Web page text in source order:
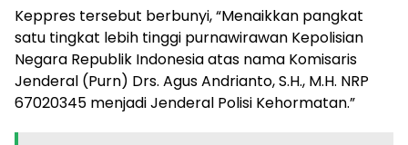
Keppres tersebut berbunyi, “Menaikkan pangkat
satu tingkat lebih tinggi purnawirawan Kepolisian
Negara Republik Indonesia atas nama Komisaris
Jenderal (Purn) Drs. Agus Andrianto, S.H., M.H. NRP
67020345 menjadi Jenderal Polisi Kehormatan.”